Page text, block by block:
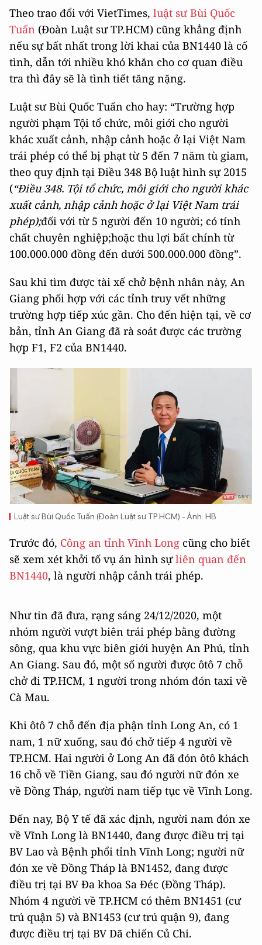
Theo trao đổi với VietTimes, luật sư Bùi Quốc
Tuấn (Đoàn Luật sư TP.HCM) cũng khẳng định
nếu sự bất nhất trong lời khai của BN1440 là cố
tình, dẫn tới nhiều khó khăn cho cơ quan điều
tra thì đây sẽ là tình tiết tăng nặng.
Luật sư Bùi Quốc Tuấn cho hay: “Trường hợp
người phạm Tội tổ chức, môi giới cho người
khác xuất cảnh, nhập cảnh hoặc ở lại Việt Nam
trái phép có thể bị phạt từ 5 đến 7 năm tù giam,
theo quy định tại Điều 348 Bộ luật hình sự 2015
(“Điều 348. Tội tổ chức, môi giới cho người khác
xuất cảnh, nhập cảnh hoặc ở lại Việt Nam trái
phép);đối với từ 5 người đến 10 người; có tính
chất chuyên nghiệp;hoặc thu lợi bất chính từ
100.000.000 đồng đến dưới 500.000.000 đồng”.
Sau khi tìm được tài xế chở bệnh nhân này, An
Giang phối hợp với các tỉnh truy vết những
trường hợp tiếp xúc gần. Cho đến hiện tại, về cơ
bản, tỉnh An Giang đã rà soát được các trường
hợp F1, F2 của BN1440.
Luật sư Bùi Quốc Tuấn (Đoàn Luật sư TP.HCM) - Ảnh: HB
Trước đó, Công an tỉnh Vĩnh Long cũng cho biết
sẽ xem xét khởi tố vụ án hình sựliên quan đến
BN1440, là người nhập cảnh trái phép.
Như tin đã đưa, rạng sáng 24/12/2020, một
nhóm người vượt biên trái phép bằng đường
sông, qua khu vực biên giới huyện An Phú, tỉnh
An Giang. Sau đó, một số người được ôtô 7 chỗ
chở đi TP.HCM, 1 người trong nhóm đón taxi về
Cà Mau.
Khi ôtô 7 chỗ đến địa phận tỉnh Long An, có 1
nam, 1 nữ xuống, sau đó chở tiếp 4 người về
TP.HCM. Hai người ở Long An đã đón ôtô khách
16 chỗ về Tiền Giang, sau đó người nữ đón xe
về Đồng Tháp, người nam tiếp tục về Vĩnh Long.
Đến nay, Bộ Y tế đã xác định, người nam đón xe
về Vĩnh Long là BN1440, đang được điều trị tại
BV Lao và Bệnh phổi tỉnh Vĩnh Long; người nữ
đón xe về Đồng Tháp là BN1452, đang được
điều trị tại BV Đa khoa Sa Đéc (Đồng Tháp).
Nhóm 4 người về TP.HCM có thêm BN1451 (cư
trú quận 5) và BN1453 (cư trú quận 9), đang
được điều trị tại BV Dã chiến Củ Chi.